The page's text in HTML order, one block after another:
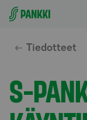
Siirry suoraan
Tiedotteet
S-